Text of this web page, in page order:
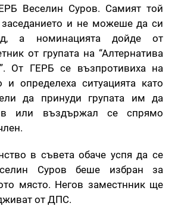
Веселин Суров. Самият той
заседанието и не можеше да си
а номинацията дойде от
от групата на “Алтернатива
От ГЕРБ се възпротивиха на
и определеха ситуацията като
да принуди групата им да
или въздържал се спрямо
в съвета обаче успя да се
Суров беше избран за
място. Негов заместнник ще
от ДПС.